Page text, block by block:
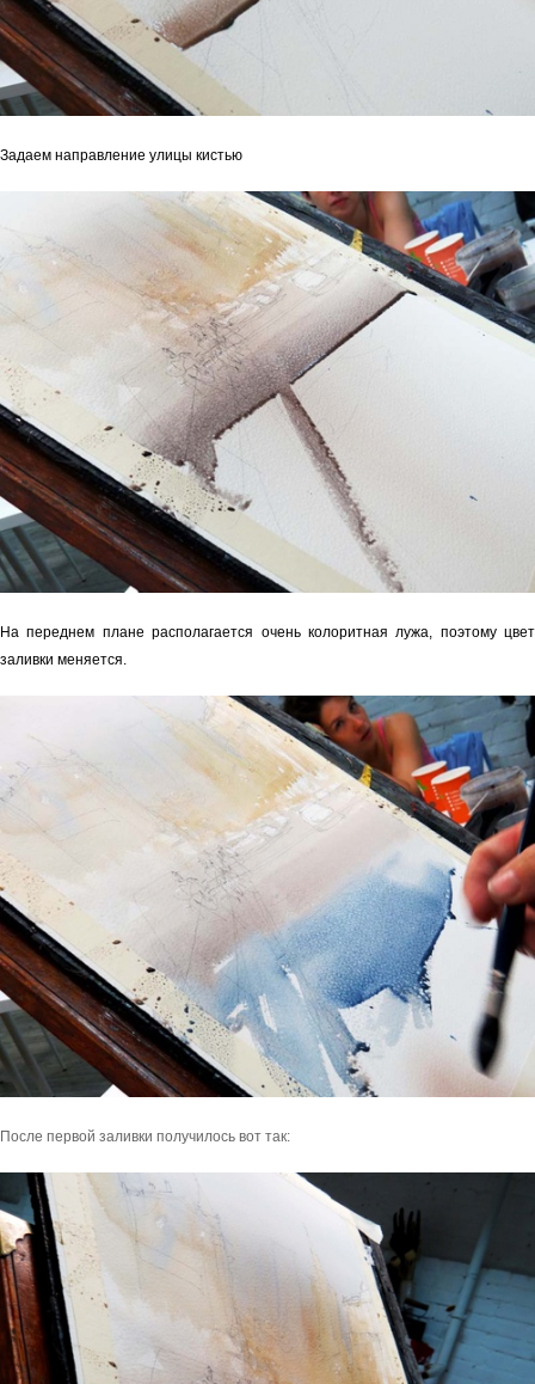
Задаем направление улицы кистью
На переднем плане располагается очень колоритная лужа, поэтому цвет
заливки меняется.
После первой заливки получилось вот так: